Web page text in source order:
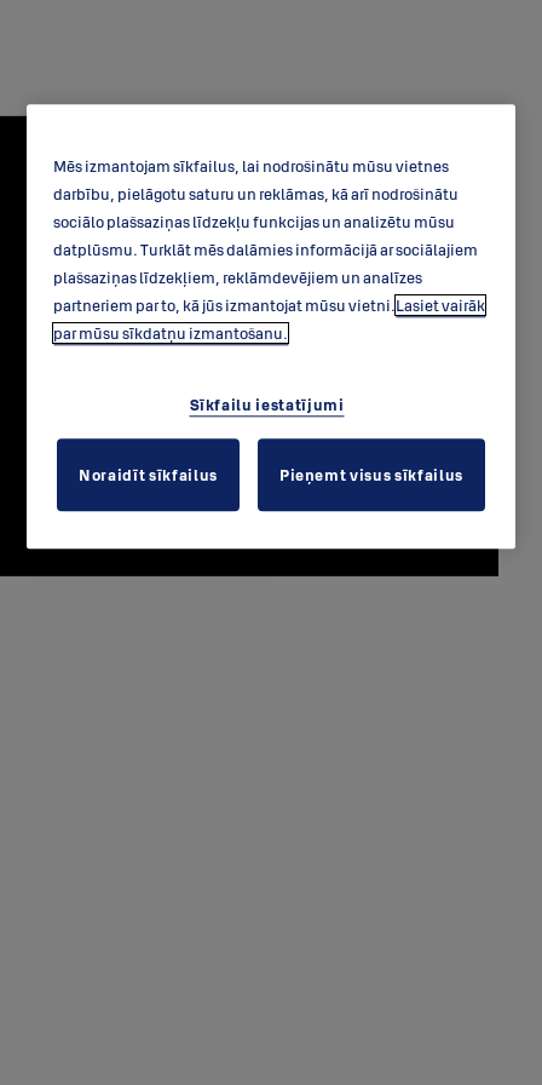
ABLOY Augstākā
Līmeņa Pieredze
Apskatiet visu stāstu
Mēs izmantojam sīkfailus, lai nodrošinātu mūsu vietnes
darbību, pielāgotu saturu un reklāmas, kā arī nodrošinātu
sociālo plašsaziņas līdzekļu funkcijas un analizētu mūsu
datplūsmu. Turklāt mēs dalāmies informācijā ar sociālajiem
plašsaziņas līdzekļiem, reklāmdevējiem un analīzes
partneriem par to, kā jūs izmantojat mūsu vietni.Lasiet vairāk
par mūsu sīkdatņu izmantošanu.
Sīkfailu iestatījumi
Noraidīt sīkfailus Pieņemt visus sīkfailus